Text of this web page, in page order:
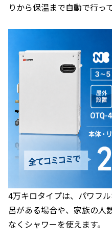
りから保温まで自動で行っ
4万キロタイプは、パワフ
呂がある場合や、家族の人
なくシャワーを使えます。